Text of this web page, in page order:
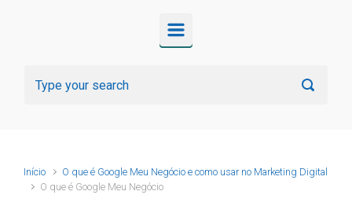
Início
O que é Google Meu Negócio e como usar no Marketing Digital
O que é Google Meu Negócio